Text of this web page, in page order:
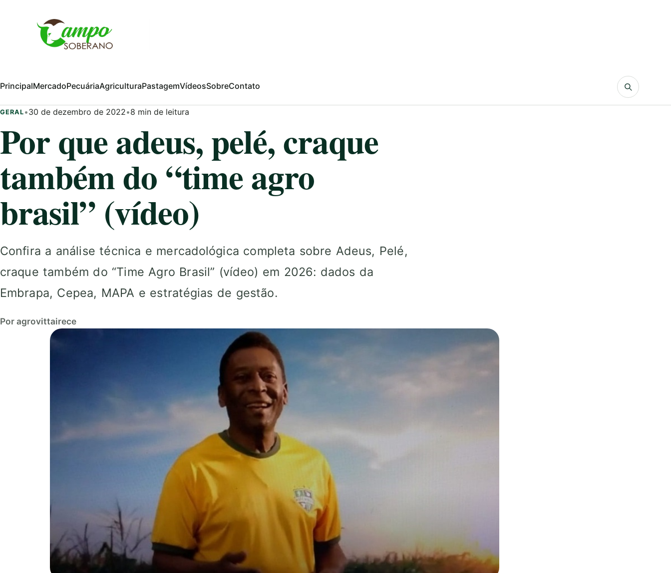
PrincipalMercadoPecuáriaAgriculturaPastagemVídeosSobreContato
GERAL •30 de dezembro de 2022•8 min de leitura
Por que adeus, pelé, craque
também do “time agro
brasil” (vídeo)
Confira a análise técnica e mercadológica completa sobre Adeus, Pelé,
craque também do “Time Agro Brasil” (vídeo) em 2026: dados da
Embrapa, Cepea, MAPA e estratégias de gestão.
Por agrovittairece